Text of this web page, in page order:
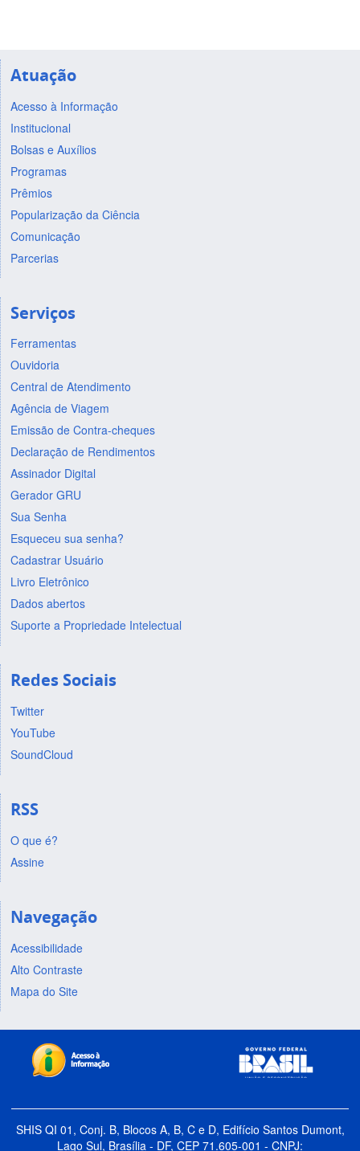
Atuação
Acesso à Informação
Institucional
Bolsas e Auxílios
Programas
Prêmios
Popularização da Ciência
Comunicação
Parcerias
Serviços
Ferramentas
Ouvidoria
Central de Atendimento
Agência de Viagem
Emissão de Contra-cheques
Declaração de Rendimentos
Assinador Digital
Gerador GRU
Sua Senha
Esqueceu sua senha?
Cadastrar Usuário
Livro Eletrônico
Dados abertos
Suporte a Propriedade Intelectual
Redes Sociais
Twitter
YouTube
SoundCloud
RSS
O que é?
Assine
Navegação
Acessibilidade
Alto Contraste
Mapa do Site
SHIS QI 01, Conj. B, Blocos A, B, C e D, Edifício Santos Dumont,
Lago Sul, Brasília - DF, CEP 71.605-001 - CNPJ: